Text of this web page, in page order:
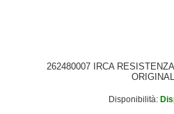
262480007 IRCA
Disponibilità: